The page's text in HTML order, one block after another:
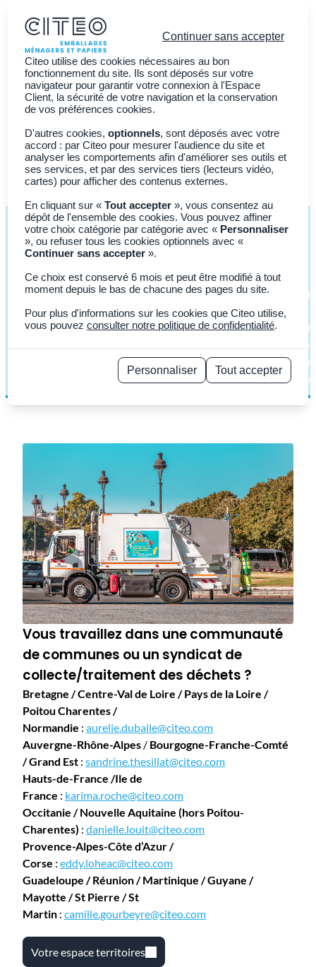
Vous êtes ?
Découvrir CITEO
Actualités
Adhérer à CITEO
Contacts
Nos équipes vous
accompagnent
selon
votre besoin
Vous travaillez dans une communauté
de communes ou un syndicat de
collecte/traitement des déchets ?
Bretagne / Centre-Val de Loire / Pays de la Loire /
Poitou Charentes /
Normandie : aurelie.dubaile@citeo.com
Auvergne-Rhône-Alpes / Bourgogne-Franche-Comté
/ Grand Est : sandrine.thesillat@citeo.com
Hauts-de-France /Ile de
France : karima.roche@citeo.com
Occitanie / Nouvelle Aquitaine (hors Poitou-
Charentes) : danielle.louit@citeo.com
Provence-Alpes-Côte d’Azur /
Corse : eddy.loheac@citeo.com
Guadeloupe / Réunion / Martinique / Guyane /
Mayotte / St Pierre / St
Martin : camille.gourbeyre@citeo.com
Votre espace territoires
Continuer sans accepter
Citeo utilise des cookies nécessaires au bon
fonctionnement du site. Ils sont déposés sur votre
navigateur pour garantir votre connexion à l'Espace
Client, la sécurité de votre navigation et la conservation
de vos préférences cookies.
D'autres cookies,optionnels, sont déposés avec votre
accord : par Citeo pour mesurer l'audience du site et
analyser les comportements afin d'améliorer ses outils et
ses services, et par des services tiers (lecteurs vidéo,
cartes) pour afficher des contenus externes.
En cliquant sur «Tout accepter », vous consentez au
dépôt de l'ensemble des cookies. Vous pouvez affiner
votre choix catégorie par catégorie avec « Personnaliser
», ou refuser tous les cookies optionnels avec «
Continuer sans accepter ».
Ce choix est conservé 6 mois et peut être modifié à tout
moment depuis le bas de chacune des pages du site.
Pour plus d'informations sur les cookies que Citeo utilise,
vous pouvezconsulter notre politique de confidentialité.
Personnaliser
Tout accepter